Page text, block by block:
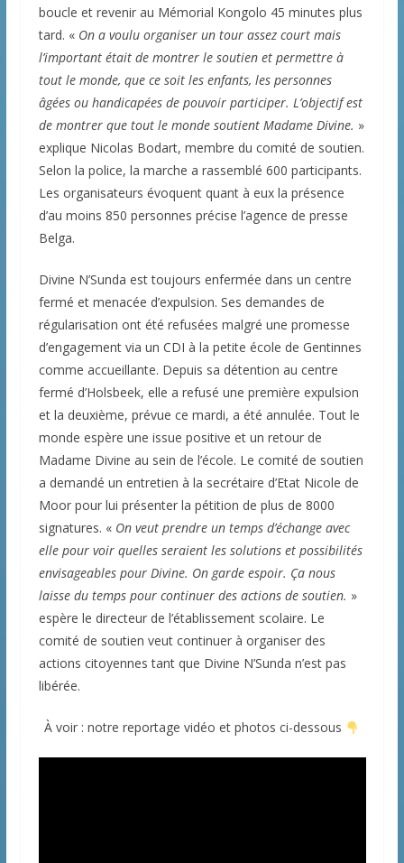
boucle et revenir au Mémorial Kongolo 45 minutes plus
tard. « On a voulu organiser un tour assez court mais
l’important était de montrer le soutien et permettre à
tout le monde, que ce soit les enfants, les personnes
âgées ou handicapées de pouvoir participer. L’objectif est
de montrer que tout le monde soutient Madame Divine. »
explique Nicolas Bodart, membre du comité de soutien.
Selon la police, la marche a rassemblé 600 participants.
Les organisateurs évoquent quant à eux la présence
d’au moins 850 personnes précise l’agence de presse
Belga.
Divine N’Sunda est toujours enfermée dans un centre
fermé et menacée d’expulsion. Ses demandes de
régularisation ont été refusées malgré une promesse
d’engagement via un CDI à la petite école de Gentinnes
comme accueillante. Depuis sa détention au centre
fermé d’Holsbeek, elle a refusé une première expulsion
et la deuxième, prévue ce mardi, a été annulée. Tout le
monde espère une issue positive et un retour de
Madame Divine au sein de l’école. Le comité de soutien
a demandé un entretien à la secrétaire d’Etat Nicole de
Moor pour lui présenter la pétition de plus de 8000
signatures. « On veut prendre un temps d’échange avec
elle pour voir quelles seraient les solutions et possibilités
envisageables pour Divine. On garde espoir. Ça nous
laisse du temps pour continuer des actions de soutien. »
espère le directeur de l’établissement scolaire. Le
comité de soutien veut continuer à organiser des
actions citoyennes tant que Divine N’Sunda n’est pas
libérée.
À voir : notre reportage vidéo et photos ci-dessous